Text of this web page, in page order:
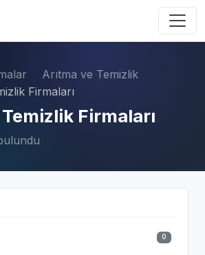
Arıtma ve Temizlik
Firmaları
Firmaları
0